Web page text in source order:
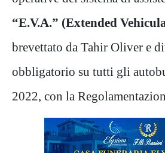
“E.V.A.” (Extended
brevettato da Tahir Oliver e
obbligatorio su tutti gli
2022, con la